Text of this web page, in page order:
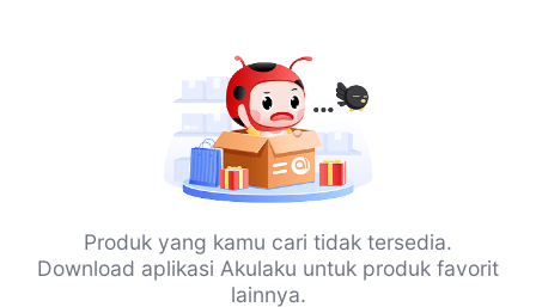
Produk yang kamu cari tidak tersedia.
Download aplikasi Akulaku untuk produk favorit
lainnya.